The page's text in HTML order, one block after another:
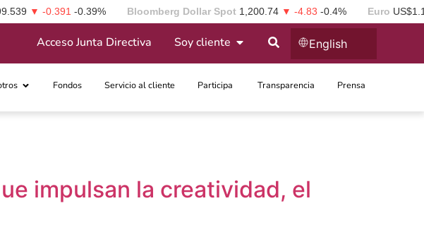
▼ -0.391 -0.39% Bloomberg Dollar Spot 1,200.74 ▼ -4.83 -0.4% Euro
Acceso Junta Directiva Soy cliente English
Fondos Servicio al cliente Participa ​ Transparencia Prensa
impulsan la creatividad, el